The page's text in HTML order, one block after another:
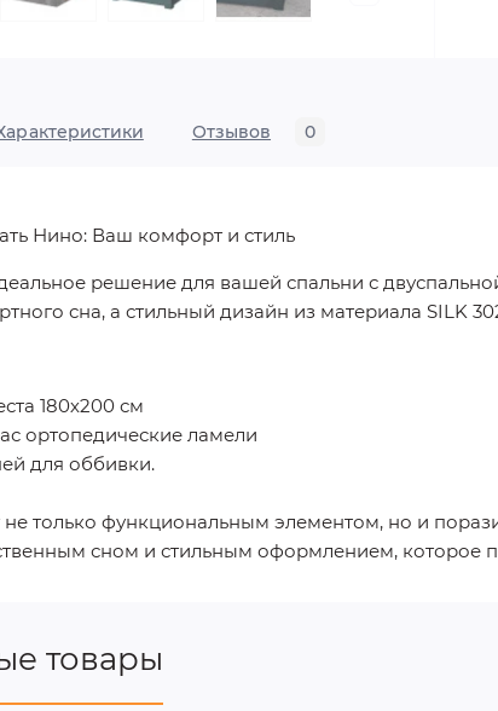
Отзывов 0
Нино: Ваш комфорт и стиль
решение для вашей спальни с
сна, а стильный дизайн из материала SILK
180х200 см
ортопедические ламели
для оббивки.
не только функциональным элементом, но и
сном и стильным оформлением, которое
товары